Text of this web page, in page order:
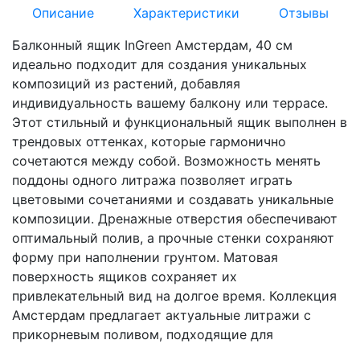
Описание Характеристики
Отзывы
Балконный ящик InGreen Амстердам, 40 см
идеально подходит для создания уникальных
композиций из растений, добавляя
индивидуальность вашему балкону или террасе.
Этот стильный и функциональный ящик выполнен в
трендовых оттенках, которые гармонично
сочетаются между собой. Возможность менять
поддоны одного литража позволяет играть
цветовыми сочетаниями и создавать уникальные
композиции. Дренажные отверстия обеспечивают
оптимальный полив, а прочные стенки сохраняют
форму при наполнении грунтом. Матовая
поверхность ящиков сохраняет их
привлекательный вид на долгое время. Коллекция
Амстердам предлагает актуальные литражи с
прикорневым поливом, подходящие для